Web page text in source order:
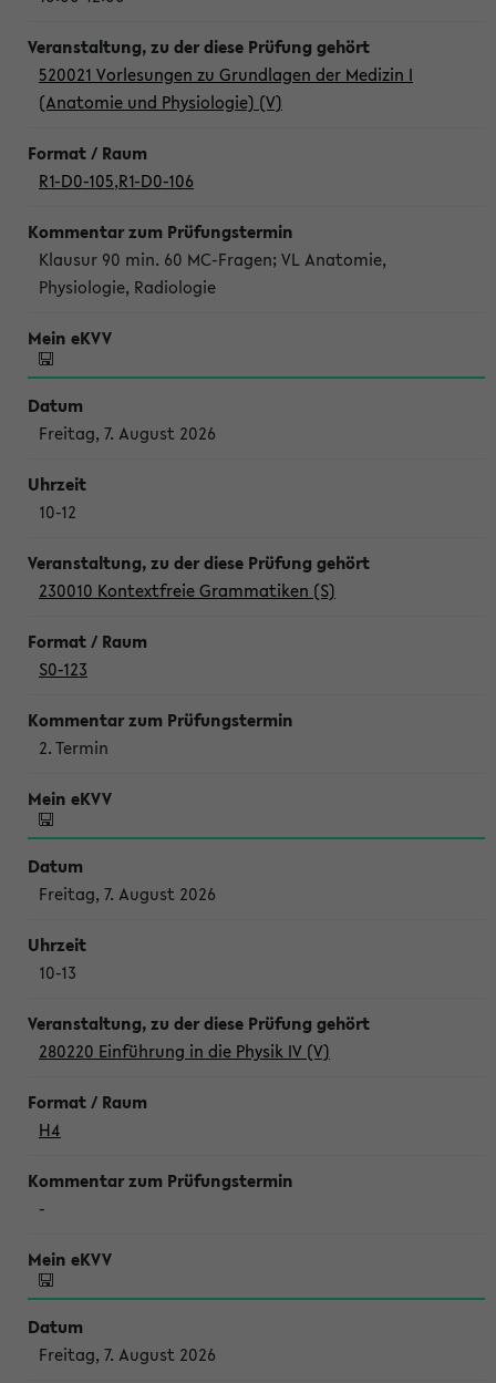
520021 Vorlesungen zu Grundlagen der Medizin I
(Anatomie und Physiologie) (V)
R1-D0-105,R1-D0-106
Klausur 90 min. 60 MC-Fragen; VL Anatomie,
Physiologie, Radiologie
Freitag, 7. August 2026
10-12
230010 Kontextfreie Grammatiken (S)
S0-123
2. Termin
Freitag, 7. August 2026
10-13
280220 Einführung in die Physik IV (V)
H4
-
Freitag, 7. August 2026